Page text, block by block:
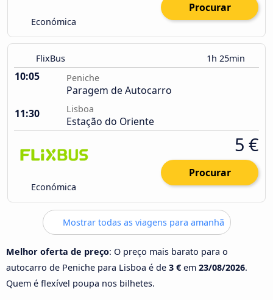
Económica
Procurar
FlixBus 1h 25min
10:05 Peniche
Paragem de Autocarro
11:30
Lisboa
Estação do Oriente
Económica
5 €
Procurar
Mostrar todas as viagens para amanhã
Melhor oferta de preço: O preço mais barato para o
autocarro de Peniche para Lisboa é de 3 € em 23/08/2026.
Quem é flexível poupa nos bilhetes.